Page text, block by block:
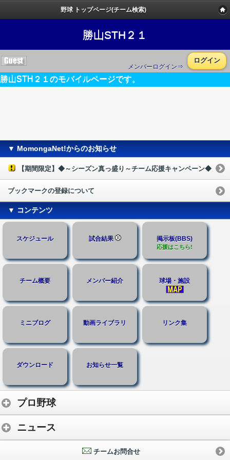
野球 トップページ(チーム検索)
勝山STH２１
メンバーログイン⇒
ログイン
勝山STH２１のモバイルページです。
▼ MomongaNet!からのお知らせ
【期間限定】◆～シーズン真っ盛り～チーム応援キャンペーン◆
ブックマークの登録について
▼ コンテンツ
スケジュール 試合結果 掲示板(BBS)
応援はこちら!
チーム概要 メンバー紹介 球場・施設
ミニブログ 動画ライブラリ リンク集
ダウンロード お知らせ一覧
プロ野球
ニュース
チームお問合せ